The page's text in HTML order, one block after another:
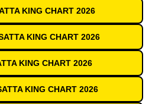
KING CHART 2026
KING CHART 2026
KING CHART 2026
KING CHART 2026